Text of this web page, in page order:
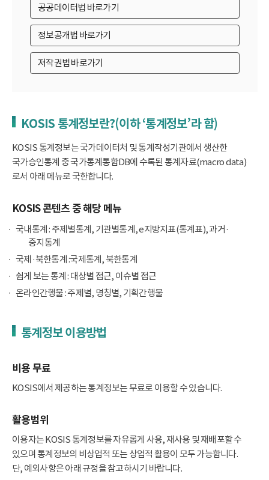
공공데이터법 바로가기
정보공개법 바로가기
저작권법 바로가기
KOSIS 통계정보란?(이하 ‘통계정보’라 함)
KOSIS 통계정보는 국가데이터처 및 통계작성기관에서 생산한
국가승인통계 중 국가통계통합DB에 수록된 통계자료(macro data)
로서 아래 메뉴로 국한합니다.
KOSIS 콘텐츠 중 해당 메뉴
국내통계 : 주제별통계, 기관별통계, e지방지표(통계표), 과거·
중지통계
국제·북한통계 :국제통계, 북한통계
쉽게 보는 통계 : 대상별 접근, 이슈별 접근
온라인간행물 : 주제별, 명칭별, 기획간행물
통계정보 이용방법
비용 무료
KOSIS에서 제공하는 통계정보는 무료로 이용할 수 있습니다.
활용범위
이용자는 KOSIS 통계정보를 자유롭게 사용, 재사용 및 재배포할 수
있으며 통계정보의 비상업적 또는 상업적 활용이 모두 가능합니다.
단, 예외사항은 아래 규정을 참고하시기 바랍니다.